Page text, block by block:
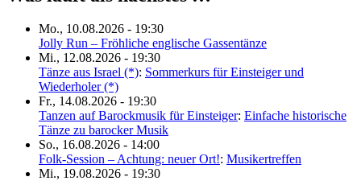
Mo., 10.08.2026 - 19:30
Jolly Run – Fröhliche englische Gassentänze
Mi., 12.08.2026 - 19:30
Tänze aus Israel (*): Sommerkurs für Einsteiger und
Wiederholer (*)
Fr., 14.08.2026 - 19:30
Tanzen auf Barockmusik für Einsteiger: Einfache historische
Tänze zu barocker Musik
So., 16.08.2026 - 14:00
Folk-Session – Achtung: neuer Ort!: Musikertreffen
Mi., 19.08.2026 - 19:30